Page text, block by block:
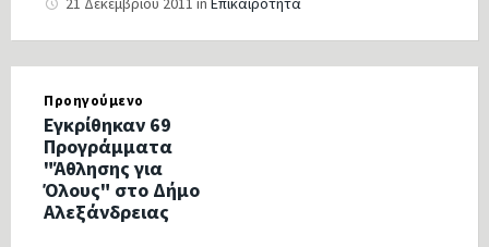
Προηγούμενο
Εγκρίθηκαν 69
Προγράμματα
"Άθλησης για
Όλους" στο Δήμο
Αλεξάνδρειας